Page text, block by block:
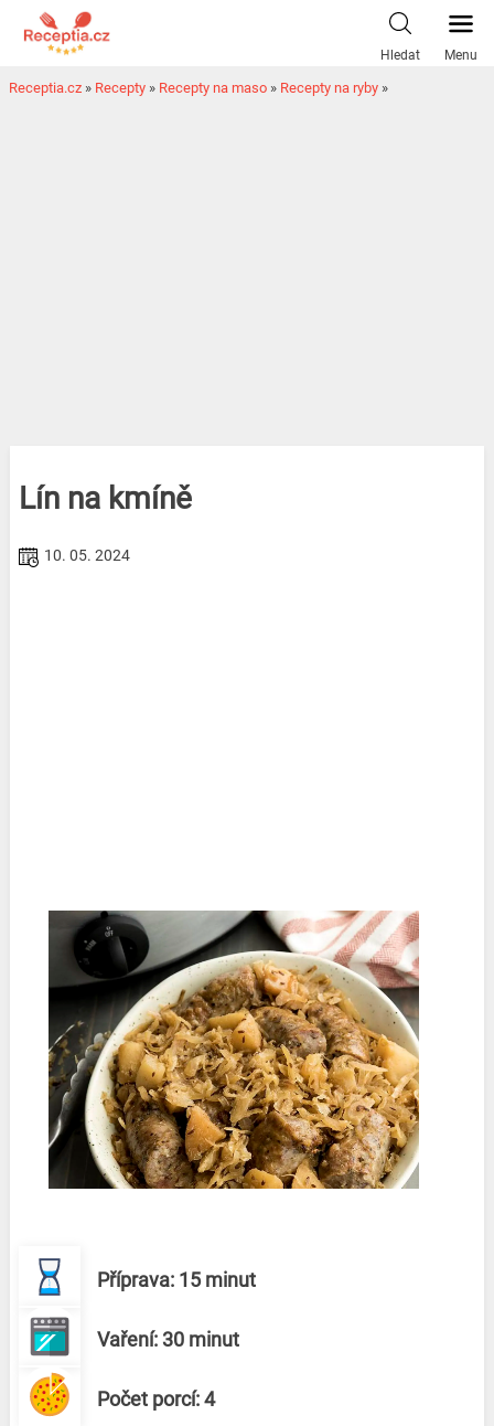
Hledat Menu
Receptia.cz » Recepty » Recepty na maso » Recepty na ryby »
Lín na kmíně
10. 05. 2024
Příprava: 15 minut
Vaření: 30 minut
Počet porcí: 4